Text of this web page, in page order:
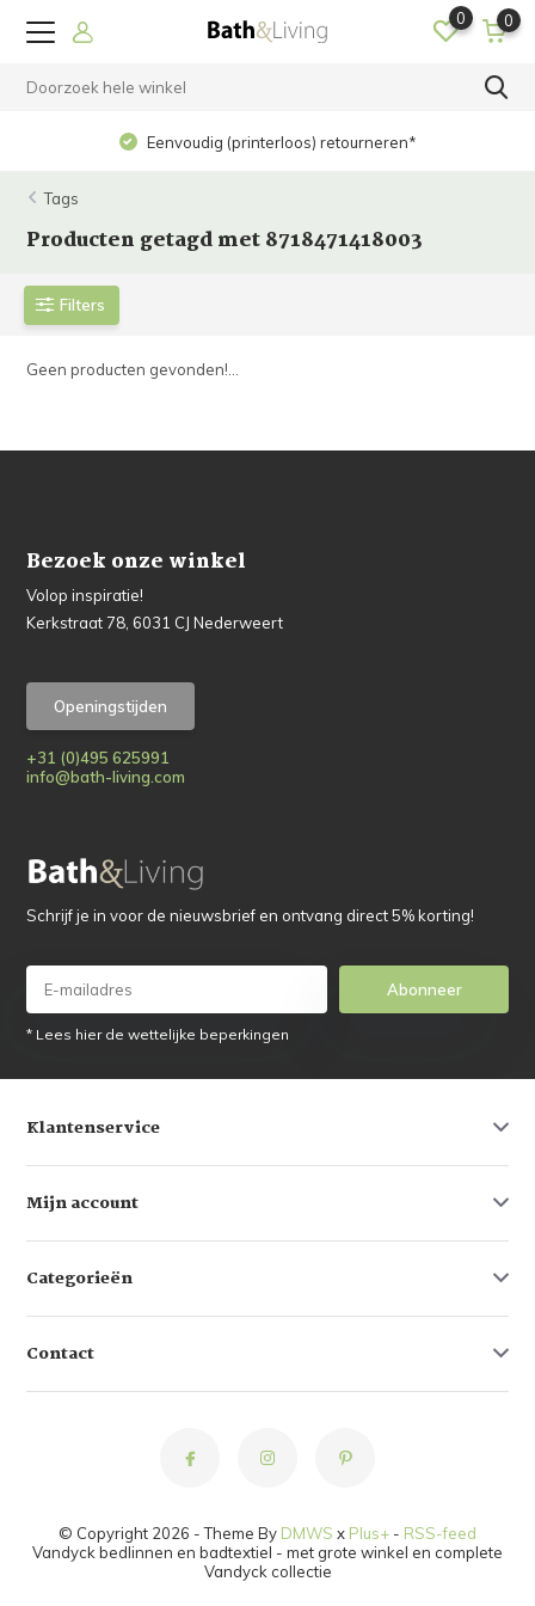
0 0
Eenvoudig (printerloos) retourneren*
Tags
Producten getagd met 8718471418003
Filters
Geen producten gevonden!...
Bezoek onze winkel
Volop inspiratie!
Kerkstraat 78, 6031 CJ Nederweert
Openingstijden
+31 (0)495 625991
info@bath-living.com
Schrijf je in voor de nieuwsbrief en ontvang direct 5% korting!
Abonneer
* Lees hier de wettelijke beperkingen
Klantenservice
Mijn account
Categorieën
Contact
© Copyright 2026 - Theme By DMWS x Plus+ - RSS-feed
Vandyck bedlinnen en badtextiel - met grote winkel en complete
Vandyck collectie